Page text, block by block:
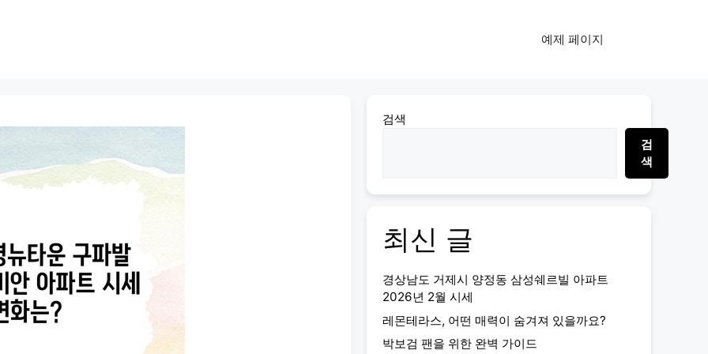
예제 페이지
검색
검
색
최신 글
경상남도 거제시 양정동 삼성쉐르빌 아파트
2026년 2월 시세
레몬테라스, 어떤 매력이 숨겨져 있을까요?
박보검 팬을 위한 완벽 가이드